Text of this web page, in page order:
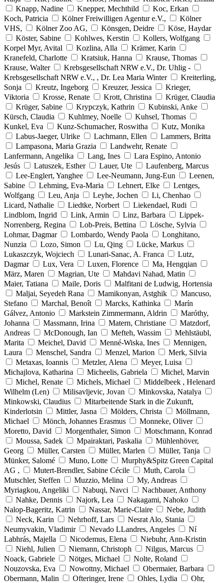
Knapp, Nadine
Knepper, Mechthild
Koc, Erkan
Koch, Patricia
Kölner Freiwilligen Agentur e.V.,
Kölner
VHS,
Kölner Zoo AG, Könsgen, Deidre
Köse, Haydar
Köster, Sabine
Kohlwes, Kerstin
Kollers, Wolfgang
Korpel Myr, Avital
Kozlina, Alla
Krämer, Karin
Kranefeld, Charlotte
Kratsiuk, Hanna
Krause, Thomas
Krause, Walter
Krebsgesellschaft NRW e.V., Dr. Uhlig -
Krebsgesellschaft NRW e.V., , Dr. Lea Maria Winter
Kreiterling,
Sonja
Kreutz, Ingeborg Kreuzer, Jessica
Krieger,
Viktoria
Krosse, Renate Krott, Christina
Krüger, Claudia
Krüger, Sabine
Krypczyk, Kathrin
Kubinski, Anke
Kürsch, Claudia
Kuhlmey, Noelle
Kuhsel, Thomas
Kunkel, Eva
Kunz-Schumacher, Roswitha
Kutz, Monika
Labus-Jaeger, Ulrike
Lachmann, Ellen
Lammers, Britta
Lampasona, Maria Grazia
Landwehr, Renate
Lanfermann, Angelika
Lang, Ines
Lara Espino, Antonio
Jesús
Latuszek, Esther Lauer, Ute
Laufenberg, Marcus
Lee-Englert, Yanghee
Lee-Neumann, Jung-Eun
Leenen,
Sabine
Lehming, Eva-Maria Lehnert, Elke
Lentges,
Wolfgang
Leu, Anja Leyhe, Jochen
Li, Chenhao
Licard, Nathalie
Liedtke, Norbert
Liekendael, Rudi
Lindblom, Ingrid
Link, Armin Linz, Barbara
Lippek-
Norrenberg, Regina
Lob-Preis, Bettina
Lösche, Sylvia
Lohmar, Dagmar
Lombardo, Wendy Paola
Longhitano,
Nunzia
Lozo, Simon Lu, Qing
Lücke, Markus
Lukaszczyk, Wojciech
Lunari-Sanac, A. Franca
Lutz,
Dagmar
Lux, Vera Luxen, Florence
Ma, Hengqian
März, Maren
Magrian, Ute
Mahdavi Nahad, Matin
Maier, Tatiana
Maile, Doris
Malfitani de Ludwig, Hortensia
Maljai, Seyedeh Rana
Mamikonyan, Astghik
Mancuso,
Stefano
Marchal, Benoît Marcks, Kathinka
Marín
Gálvez, Antonio
Markstein Zimmermann, Aldrin
Maróthy,
Johanna
Massmann, Irina Matern, Christiane
Matzdorf,
Andreas
McDonough, Ian Mefteh, Wassim
Mehlstäubl,
Marita
Meichel, David Menné-Wiska, Ines
Mennigen,
Laura
Menschel, Sandra Menzel, Marion
Merk, Silvia
Metaxas, Ioannis
Metzler, Alena
Meyer, Luisa
Michajlova, Katharina
Micheelis, Gabriela
Michel, Marvin
Michel, Renate
Michels, Michael
Middelbeek , Helenard
Wilhelm (Len)
Milisavljevic, Jovan
Minkovska, Natalya
Minkowski, Claudius
Mitarbeitende Stark in die Zukunft,
Kinderlotsin
Mittler, Jasna Mölders, Christa
Möllmann,
Michael
Mönch, Johannes Erasmus
Monneke, Oliver
Moretto, David
Morgenthaler, Simon
Motschmann, Konrad
Moussa, Sadek
Mpairaktari, Paskalia
Mühlenhöver,
Georg
Müller, Carsten Müller, Marlen
Müller, Tanja
Münker, Salomé
Muno, Lotte
Murphy&Spitz Green Capital
AG ,
Mutert-Brendler, Sabine Cécile
Muth, Carola
Mutschler, Steffen
Muzzio, Melina
My, Andreas
Myriagkou, Angeliki
Nabuqi, Navci
Nachbauer, Anthony
Nahke, Dennis
Najork, Lea
Nakagami, Nahoko
Nalop-Bageritz, Katrin
Nassar, Marie-Claire
Nebe, Judith
Neck, Karin
Nehrhoff, Lars
Nesrat Alo, Stania
Neumyvakin, Vladimir
Nevado LLandres, Angeles
Ní
Labhrás, Majella
Nicodemus, Elena
Niebuhr, Ann-Kristin
Niehl, Julien
Niemann, Christoph
Nilgus, Marcus
Noack, Gabriele
Nötges, Michael
Nolte, Roland
Nouzovska, Eva
Nowottny, Michael
Obermaier, Barbara
Obermann, Malin
Ofteringer, Irene Ohles, Lydia
Ohr,